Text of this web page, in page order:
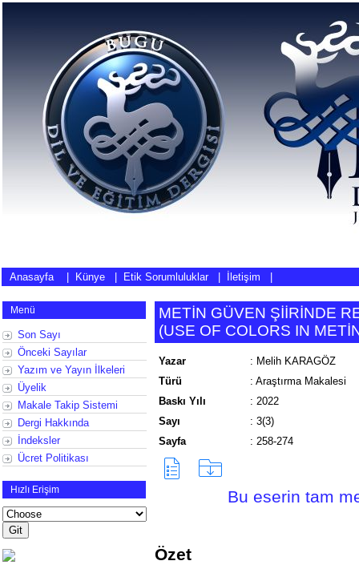
Anasayfa| Künye Etik Sorumluluklar İletişim
Menü
Son Sayı
Önceki Sayılar
Yazım ve Yayın İlkeleri
Üyelik
Makale Takip Sistemi
Dergi Hakkında
İndeksler
Ücret Politikası
Hızlı Erişim
METİN GÜVEN ŞİİRİNDE
(USE OF COLORS IN
Yazar : Melih KARAGÖZ
Türü
: Araştırma Makalesi
Baskı Yılı
: 2022
Sayı
: 3(3)
Sayfa
: 258-274
Bu eserin tam
Özet